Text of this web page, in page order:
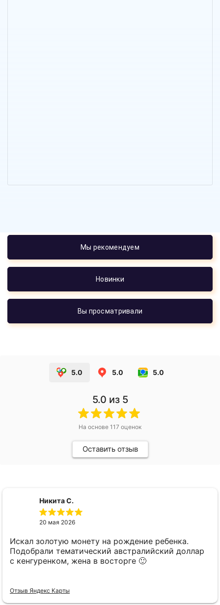
Мы рекомендуем
Новинки
Вы просматривали
5.0 5.0 5.0
5.0 из 5
На основе 117 оценок
Оставить отзыв
Никита С.
20 мая 2026
Искал золотую монету на рождение ребенка.
Подобрали тематический австралийский доллар
с кенгуренком, жена в восторге 🙂
Отзыв Яндекс Карты